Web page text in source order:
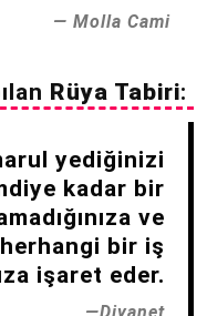
Molla Cami
Rüya Tabiri:
yediğinizi
kadar bir
ve
bir iş
işaret eder.
Diyanet